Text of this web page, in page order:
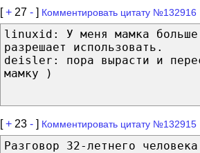
[+ 27 - ] Комментировать цитату №132916
linuxid: У меня мамка больше
разрешает использовать.
deisler: пора вырасти и
мамку )
[+ 23 - ] Комментировать цитату №132915
Разговор 32-летнего